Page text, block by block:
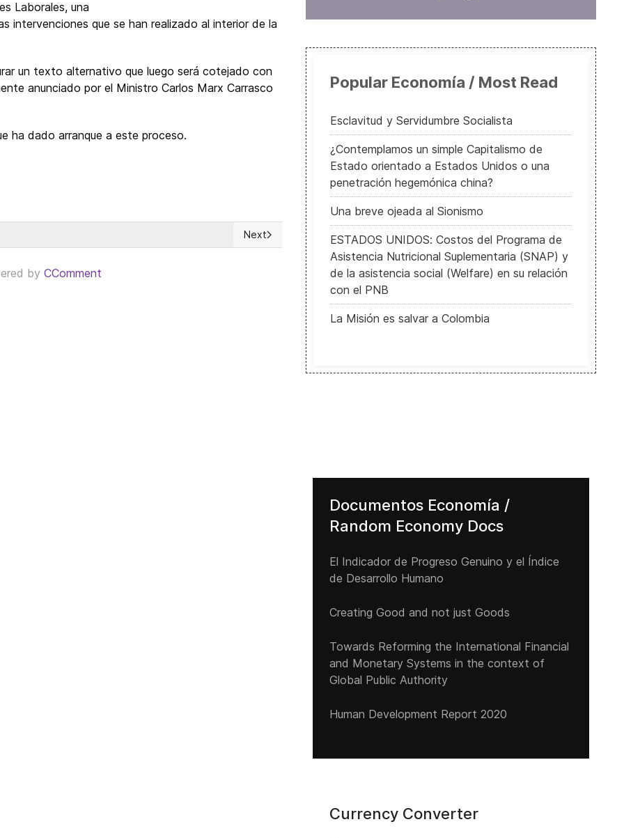
Laborales, una
intervenciones que se han realizado al interior de la
un texto alternativo que luego será cotejado con
anunciado por el Ministro Carlos Marx Carrasco
ha dado arranque a este proceso.
Next article: US Minimum Wage among World's highests
Next
byCComment
Popular Economía / Most Read
Esclavitud y Servidumbre Socialista
¿Contemplamos un simple Capitalismo de
Estado orientado a Estados Unidos o una
penetración hegemónica china?
Una breve ojeada al Sionismo
ESTADOS UNIDOS: Costos del Programa de
Asistencia Nutricional Suplementaria (SNAP) y
de la asistencia social (Welfare) en su relación
con el PNB
La Misión es salvar a Colombia
Documentos Economía /
Random Economy Docs
El Indicador de Progreso Genuino y el Índice
de Desarrollo Humano
Creating Good and not just Goods
Towards Reforming the International Financial
and Monetary Systems in the context of
Global Public Authority
Human Development Report 2020
Currency Converter